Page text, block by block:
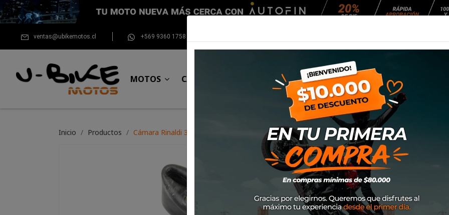
ventas@ubikemotos.cl +569 9360 1758
MOTOS CASCOS EQUIPAMIENTO NEUMÁTICOS MANTENCIÓN
Inicio Productos Cámara Rinaldi 300*21 Normal RA21
Cámara Rinaldi
SKU30304
$11.900